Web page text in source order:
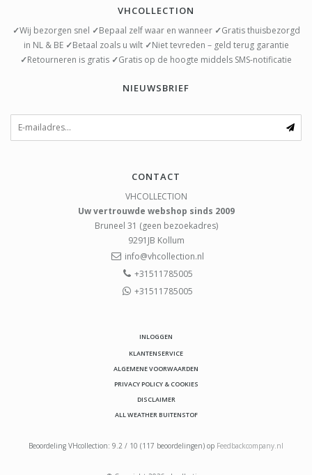
VHCOLLECTION
✓Wij bezorgen snel ✓Bepaal zelf waar en wanneer ✓Gratis thuisbezorgd
in NL & BE ✓Betaal zoals u wilt ✓Niet tevreden – geld terug garantie
✓Retourneren is gratis ✓Gratis op de hoogte middels SMS-notificatie
NIEUWSBRIEF
CONTACT
VHCOLLECTION
Uw vertrouwde webshop sinds 2009
Bruneel 31 (geen bezoekadres)
9291JB Kollum
info@vhcollection.nl
+31511785005
+31511785005
INLOGGEN
KLANTENSERVICE
ALGEMENE VOORWAARDEN
PRIVACY POLICY & COOKIES
DISCLAIMER
ALL WEATHER BUITENSTOF
Beoordeling VHcollection: 9.2 / 10 (117 beoordelingen) op Feedbackcompany.nl